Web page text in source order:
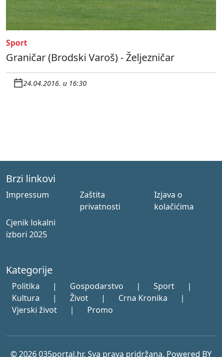
Sport
Graničar (Brodski Varoš) - Željezničar
24.04.2016. u 16:30
Brzi linkovi
Impressum
Zaštita
privatnosti
Izjava o
kolačićima
Cjenik lokalni
izbori 2025
Kategorije
Politika | Gospodarstvo | Sport
|
Kultura
| Život | Crna Kronika
|
Vjerski život
| Promo
© 2026 035portal.hr. Sva prava pridržana. Powered BY